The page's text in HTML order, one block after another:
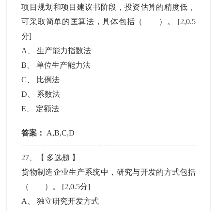
项目规划和项目建议书阶段，投资估算的精度低，
可采取简单的匡算法，具体包括（ ）。 [2,0.5
分]
A
、生产能力指数法
B 、单位生产能力法
C
比例法
D
系数法
E
定额法
答案： A,B,C,D
27 、【 多选题 】
货物制造企业生产系统中，研究与开发的方式包括
（ ）。 [2,0.5分]
A
、独立研究开发方式